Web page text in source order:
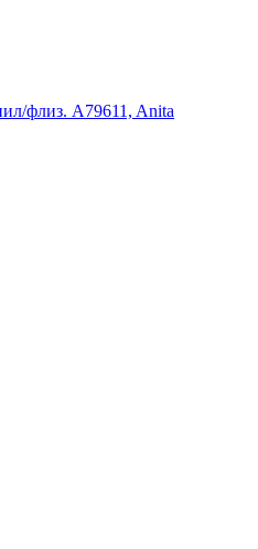
флиз. A79611, Anita